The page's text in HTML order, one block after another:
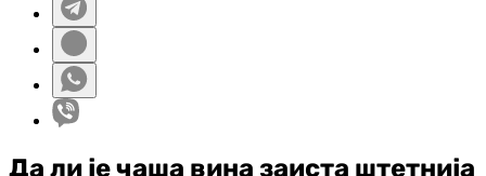
Да ли је чаша вина заиста штетнија